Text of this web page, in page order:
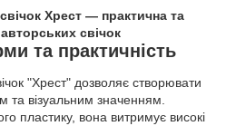
Хрест — практична та
свічок
та практичність
"Хрест" дозволяє створювати
та візуальним значенням.
пластику, вона витримує високі